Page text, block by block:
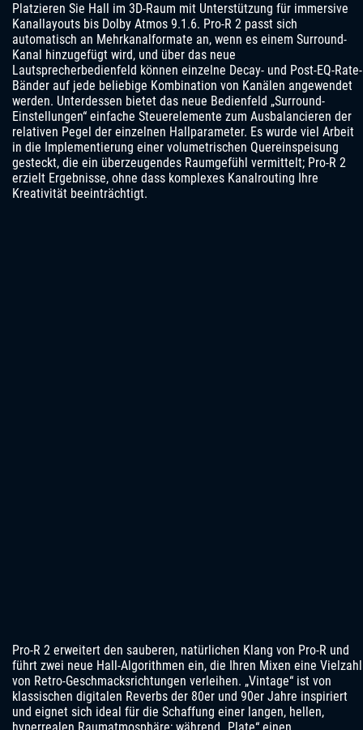
Platzieren Sie Hall im 3D-Raum mit Unterstützung für immersive
Kanallayouts bis Dolby Atmos 9.1.6. Pro-R 2 passt sich
automatisch an Mehrkanalformate an, wenn es einem Surround-
Kanal hinzugefügt wird, und über das neue
Lautsprecherbedienfeld können einzelne Decay- und Post-EQ-Rate-
Bänder auf jede beliebige Kombination von Kanälen angewendet
werden. Unterdessen bietet das neue Bedienfeld „Surround-
Einstellungen“ einfache Steuerelemente zum Ausbalancieren der
relativen Pegel der einzelnen Hallparameter. Es wurde viel Arbeit
in die Implementierung einer volumetrischen Quereinspeisung
gesteckt, die ein überzeugendes Raumgefühl vermittelt; Pro-R 2
erzielt Ergebnisse, ohne dass komplexes Kanalrouting Ihre
Kreativität beeinträchtigt.
Pro-R 2 erweitert den sauberen, natürlichen Klang von Pro-R und
führt zwei neue Hall-Algorithmen ein, die Ihren Mixen eine Vielzahl
von Retro-Geschmacksrichtungen verleihen. „Vintage“ ist von
klassischen digitalen Reverbs der 80er und 90er Jahre inspiriert
und eignet sich ideal für die Schaffung einer langen, hellen,